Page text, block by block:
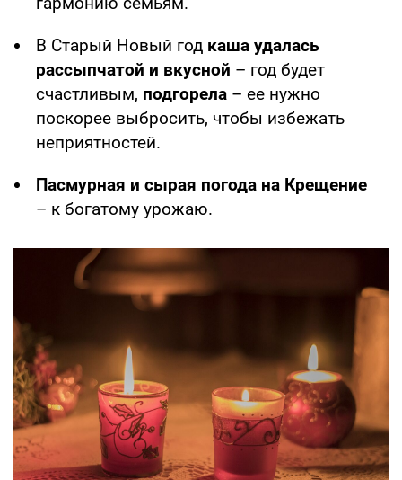
В Старый Новый год каша удалась
рассыпчатой и вкусной – год будет
счастливым, подгорела – ее нужно
поскорее выбросить, чтобы избежать
неприятностей.
Пасмурная и сырая погода на Крещение
– к богатому урожаю.